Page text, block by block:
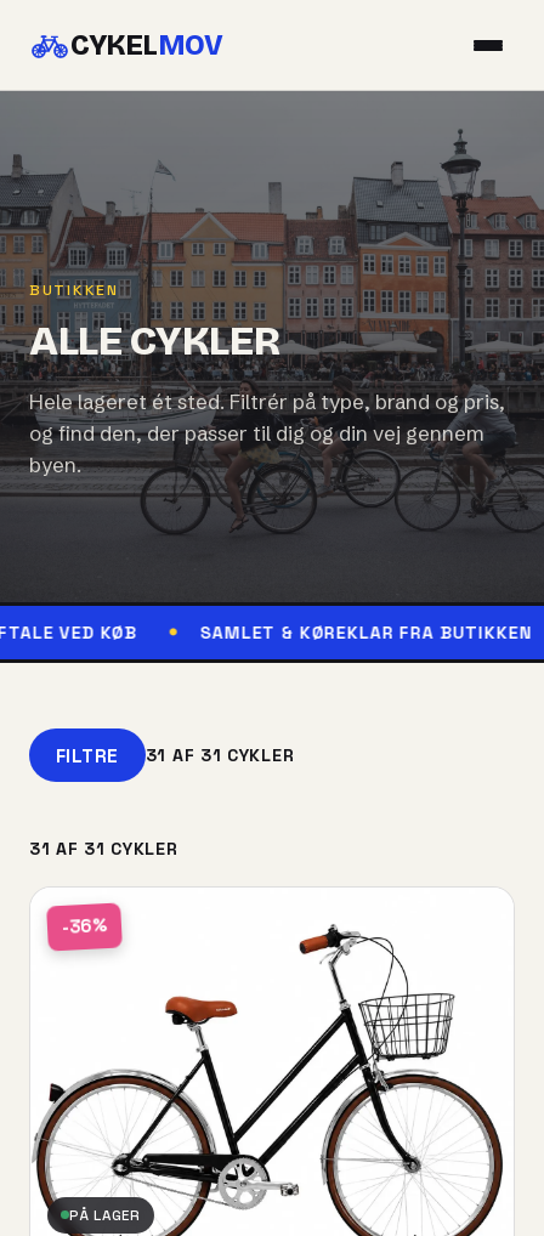
CYKELMOV
BUTIKKEN
ALLE CYKLER
Hele lageret ét sted. Filtrér på type, brand og pris,
og find den, der passer til dig og din vej gennem
byen.
SAMLET & KØREKLAR FRA BUTIKKEN
FILTRE 31 AF 31 CYKLER
31 AF 31 CYKLER
-36%
PÅ LAGER